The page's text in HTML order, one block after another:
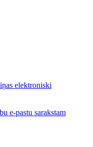
elektroniski
e-pastu sarakstam